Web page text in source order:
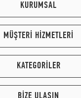
KURUMSAL
MÜŞTERİ HİZMETLERİ
KATEGORİLER
BİZE ULAŞIN